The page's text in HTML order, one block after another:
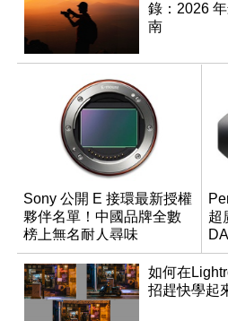
錄：2026
南
Sony 公開 E 接環最新授權
夥伴名單！中國品牌全數
榜上無名耐人尋味
超
如何在
招趕快學起